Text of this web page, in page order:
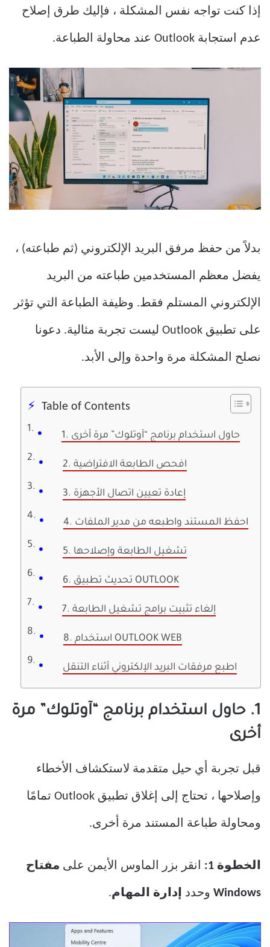
إذا كنت تواجه نفس المشكلة ، فإليك طرق إصلاح
عدم استجابة Outlook عند محاولة الطباعة.
بدلاً من حفظ مرفق البريد الإلكتروني (ثم طباعته) ،
يفضل معظم المستخدمين طباعته من البريد
الإلكتروني المستلم فقط. وظيفة الطباعة التي تؤثر
على تطبيق Outlook ليست تجربة مثالية. دعونا
نصلح المشكلة مرة واحدة وإلى الأبد.
Table of Contents
1. حاول استخدام برنامج “آوتلوك” مرة أخرى
2. افحص الطابعة الافتراضية
3. إعادة تعيين اتصال الأجهزة
4. احفظ المستند واطبعه من مدير الملفات
5. تشغيل الطابعة وإصلاحها
6. تحديث تطبيق OUTLOOK
7. إلغاء تثبيت برامج تشغيل الطابعة
8. استخدام OUTLOOK WEB
اطبع مرفقات البريد الإلكتروني أثناء التنقل
1. حاول استخدام برنامج “آوتلوك” مرة
أخرى
قبل تجربة أي حيل متقدمة لاستكشاف الأخطاء
وإصلاحها ، تحتاج إلى إغلاق تطبيق Outlook تمامًا
ومحاولة طباعة المستند مرة أخرى.
الخطوة 1: انقر بزر الماوس الأيمن على مفتاح
Windows وحدد إدارة المهام.